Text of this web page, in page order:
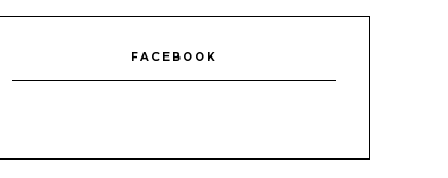
FACEBOOK